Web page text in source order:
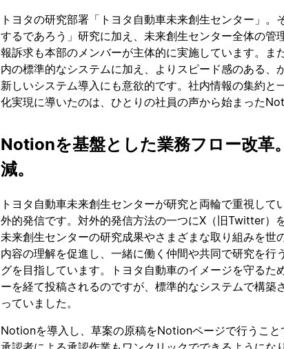
トヨタの研究部署「トヨタ自動車未来創生センター」。
するであろう」研究に加え、未来創生センター全体の管
報訴求も本部のメンバーが主体的に実施しています。ま
内の標準的なシステムに加え、よりスピード感のある、
新しいシステム導入にも意欲的です。社内情報の集約と
化実現に導いたのは、ひとりの社員の声から始まった
Notionを基盤とした業務フロー改革
減。
トヨタ自動車未来創生センターが研究と両輪で重視して
外的発信です。対外的発信方法の一つにX（旧Twitter）
未来創生センターの研究成果やさまざまな取り組みを世
内容の理解を促進し、一緒に働く仲間や共同で研究を行
グを目指しています。トヨタ自動車のイメージを守るた
ーを経て投稿されるのですが、標準的なシステムで構築
っていました。
Notionを導入し、草案の原稿をNotionページで行うこと